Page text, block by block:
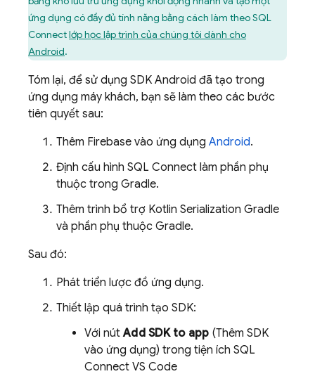
ứng dụng có đầy đủ tính năng bằng cách làm theoSQL
Connectlớp học lập trình của chúng tôi dành cho
Android.
Tóm lại, để sử dụng SDK Android đã tạo trong
ứng dụng máy khách, bạn sẽ làm theo các bước
tiên quyết sau:
Thêm Firebase vào ứng dụng Android.
Định cấu hình SQL Connect làm phần phụ
thuộc trong Gradle.
Thêm trình bổ trợ Kotlin Serialization Gradle
và phần phụ thuộc Gradle.
Sau đó:
Phát triển lược đồ ứng dụng.
Thiết lập quá trình tạo SDK:
Với nútAdd SDK to app (Thêm SDK
vào ứng dụng) trong tiện ích SQL
Connect VS Code